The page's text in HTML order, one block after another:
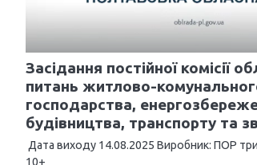
я
з
а
п
и
Засідання постійної комісії
питань житлово-
господарства,
будівництва, транспорту та
Дата виходу 14.08.2025 Виробник: ПОР
10+